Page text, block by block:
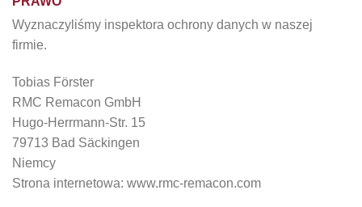
Wyznaczyliśmy inspektora ochrony danych w naszej
firmie.
Tobias Förster
RMC Remacon GmbH
Hugo-Herrmann-Str. 15
79713 Bad Säckingen
Niemcy
Strona internetowa: www.rmc-remacon.com